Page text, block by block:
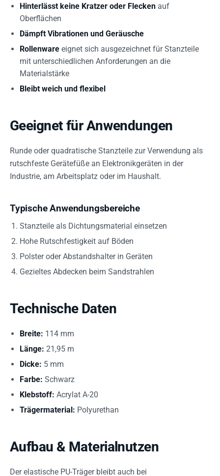
Hinterlässt keine Kratzer oder Flecken auf
Oberflächen
Dämpft Vibrationen und Geräusche
Rollenware eignet sich ausgezeichnet für Stanzteile
mit unterschiedlichen Anforderungen an die
Materialstärke
Bleibt weich und flexibel
Geeignet für Anwendungen
Runde oder quadratische Stanzteile zur Verwendung als
rutschfeste Gerätefüße an Elektronikgeräten in der
Industrie, am Arbeitsplatz oder im Haushalt.
Typische Anwendungsbereiche
Stanzteile als Dichtungsmaterial einsetzen
Hohe Rutschfestigkeit auf Böden
Polster oder Abstandshalter in Geräten
Gezieltes Abdecken beim Sandstrahlen
Technische Daten
Breite: 114 mm
Länge: 21,95 m
Dicke: 5 mm
Farbe: Schwarz
Klebstoff: Acrylat A-20
Trägermaterial: Polyurethan
Aufbau & Materialnutzen
Der elastische PU-Träger bleibt auch bei